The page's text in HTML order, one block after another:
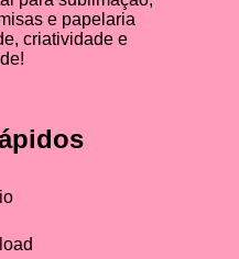
e papelaria
criatividade e